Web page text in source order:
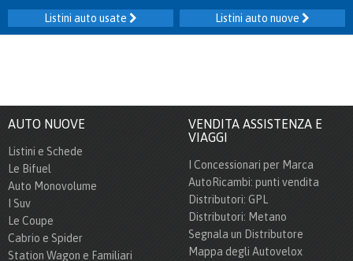
Listini auto nuove
Listini auto usate
AUTO NUOVE
Listini e Schede
Le Bifuel
Auto Monovolume
I Suv
Le Coupe
Cabrio e Spider
Station Wagon e Familiari
VENDITA ASSISTENZA E
VIAGGI
I Concessionari per Marca
AutoRicambi: punti vendita
Distributori: GPL
Distributori: Metano
Segnala un Distributore
Mappa degli Autovelox